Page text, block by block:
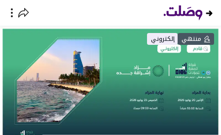
منتهي إلكتروني